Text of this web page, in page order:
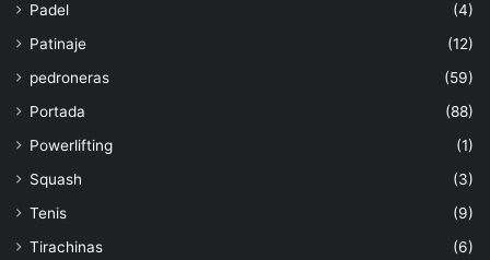
Padel
(4)
Patinaje
(12)
pedroneras
(59)
Portada
(88)
Powerlifting
(1)
Squash
(3)
Tenis
(9)
Tirachinas
(6)